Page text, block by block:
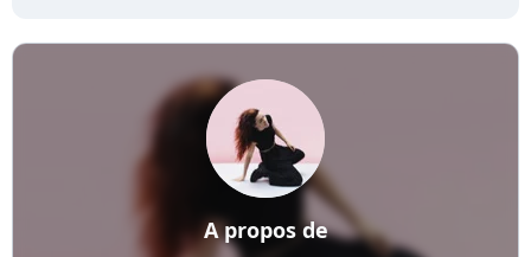
A propos de